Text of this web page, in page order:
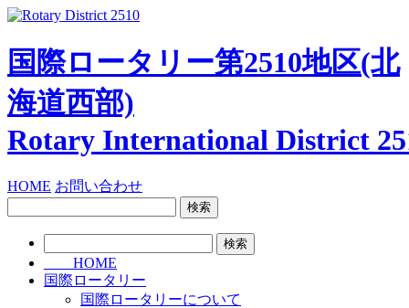
国際ロータリー第2510地区(北
海道西部)
Rotary International District
HOME お問い合わせ
HOME
国際ロータリー
国際ロータリーについて